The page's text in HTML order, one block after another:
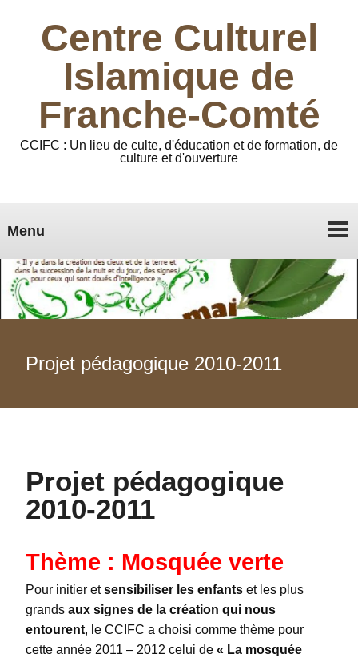
Centre Culturel
Islamique de
Franche-Comté
CCIFC : Un lieu de culte, d'éducation et de formation, de
culture et d'ouverture
Menu
Projet pédagogique 2010-2011
Projet pédagogique
2010-2011
Thème : Mosquée verte
Pour initier etsensibiliser les enfants et les plus
grands aux signes de la création qui nous
entourent, le CCIFC a choisi comme thème pour
cette année 2011 – 2012 celui de « La mosquée